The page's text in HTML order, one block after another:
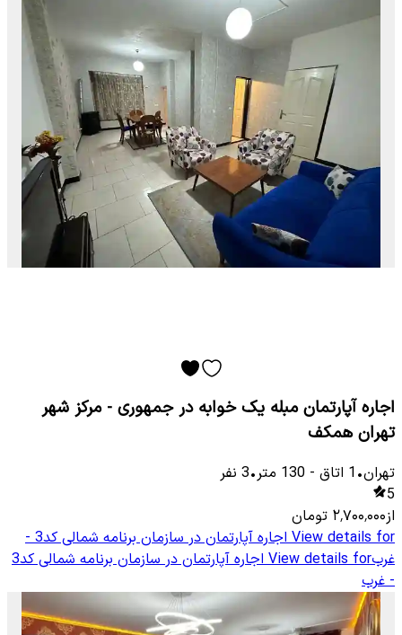
اجاره آپارتمان مبله یک خوابه در جمهوری - مرکز شهر
تهران همکف
تهران•
1 اتاق -
130 متر•
3 نفر
5
از۲٬۷۰۰٬۰۰۰ تومان
View details for
اجاره آپارتمان در سازمان برنامه شمالی کد3 -
غربView details for
اجاره آپارتمان در سازمان برنامه شمالی کد3
- غرب